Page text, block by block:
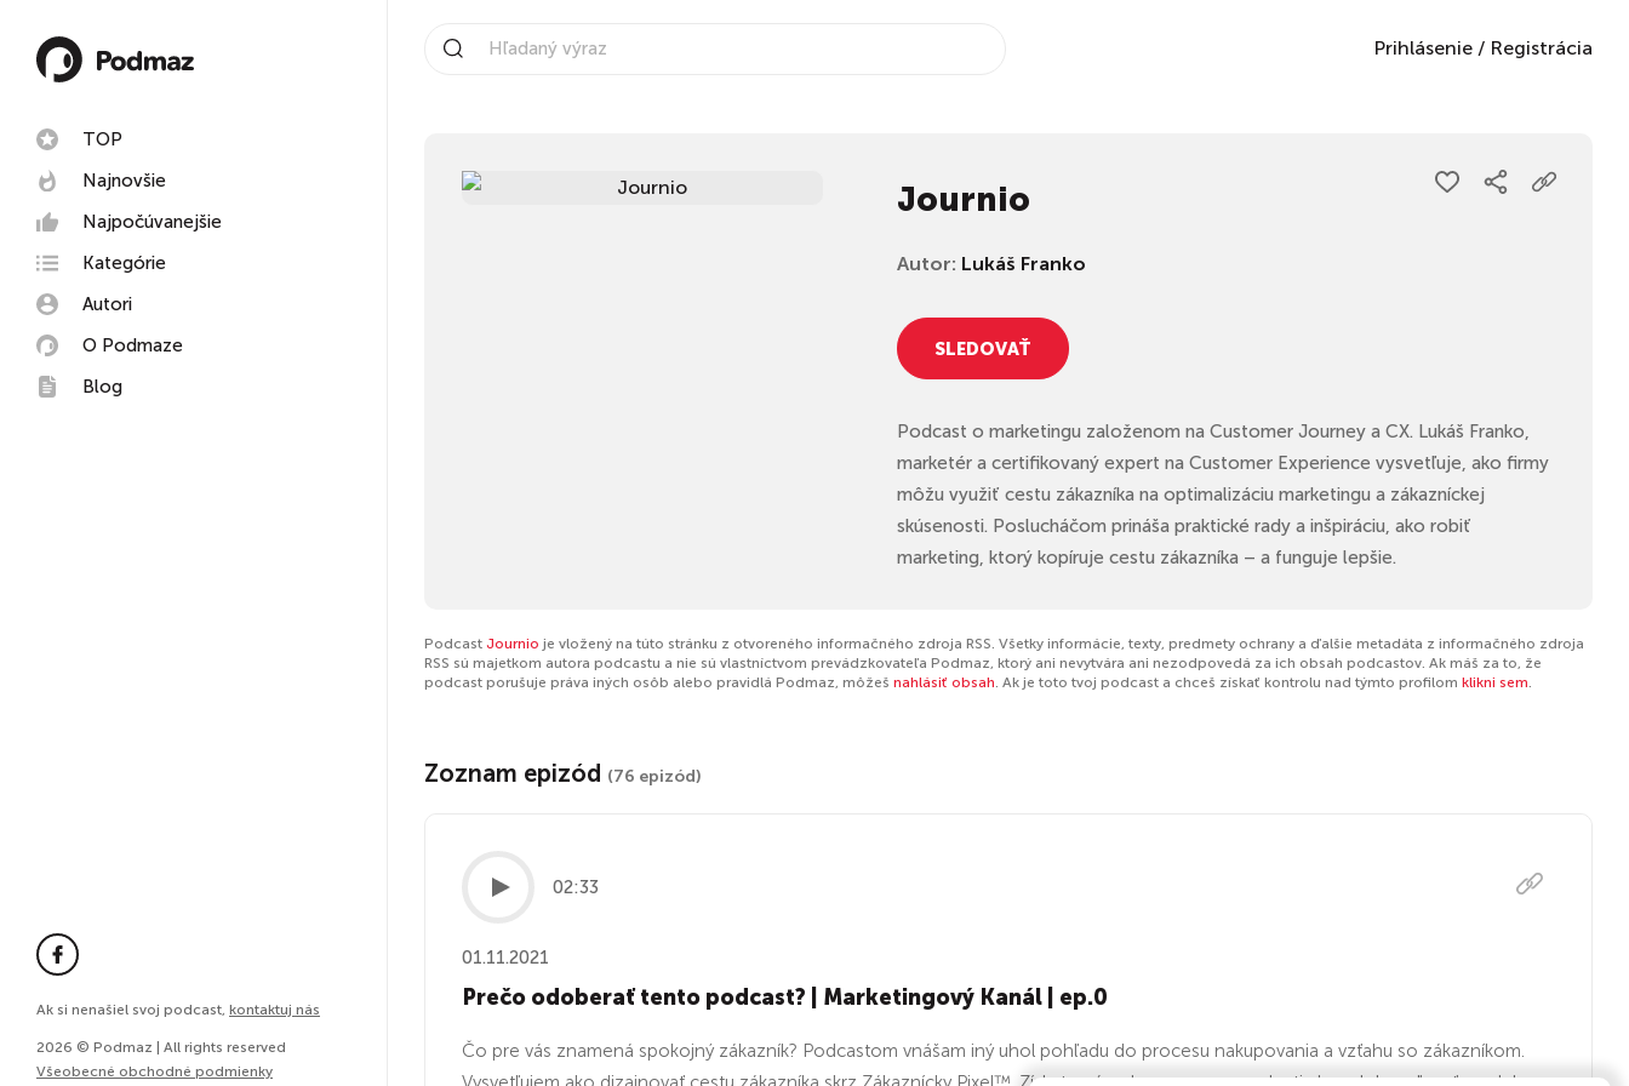
TOP
Najnovšie
Najpočúvanejšie
Kategórie
Autori
O Podmaze
Blog
Ak si nenašiel svoj podcast, kontaktuj nás
2026 © Podmaz | All rights reserved
Všeobecné obchodné podmienky
Prihlásenie / Registrácia
Journio
Autor: Lukáš Franko
SLEDOVAŤ
Podcast o marketingu založenom na Customer Journey a CX. Lukáš Franko,
marketér a certifikovaný expert na Customer Experience vysvetľuje, ako firmy
môžu využiť cestu zákazníka na optimalizáciu marketingu a zákazníckej
skúsenosti. Poslucháčom prináša praktické rady a inšpiráciu, ako robiť
marketing, ktorý kopíruje cestu zákazníka – a funguje lepšie.
Podcast Journio je vložený na túto stránku z otvoreného informačného zdroja RSS. Všetky informácie, texty, predmety ochrany a ďalšie metadáta z informačného zdroja
RSS sú majetkom autora podcastu a nie sú vlastníctvom prevádzkovateľa Podmaz, ktorý ani nevytvára ani nezodpovedá za ich obsah podcastov. Ak máš za to, že
podcast porušuje práva iných osôb alebo pravidlá Podmaz, môžeš nahlásiť obsah. Ak je toto tvoj podcast a chceš získať kontrolu nad týmto profilom klikni sem.
Zoznam epizód (76 epizód)
02:33
01.11.2021
Prečo odoberať tento podcast? | Marketingový Kanál | ep.0
Čo pre vás znamená spokojný zákazník? Podcastom vnášam iný uhol pohľadu do procesu nakupovania a vzťahu so zákazníkom.